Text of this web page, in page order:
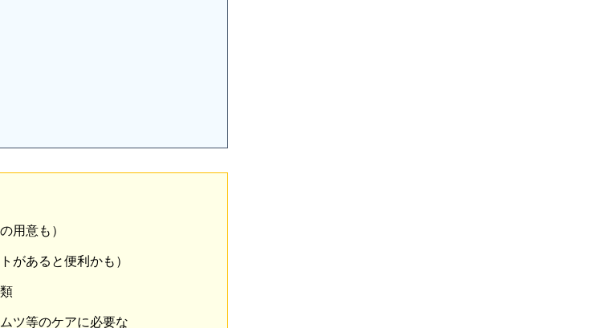
用意も）
があると便利かも）
ツ等のケアに必要な